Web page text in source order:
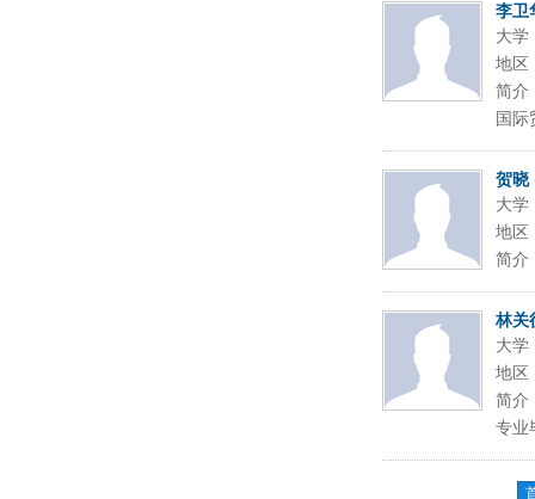
李卫
大学
地区
简介
国际
贺晓
大学
地区
简介
林关
大学
地区
简介
专业